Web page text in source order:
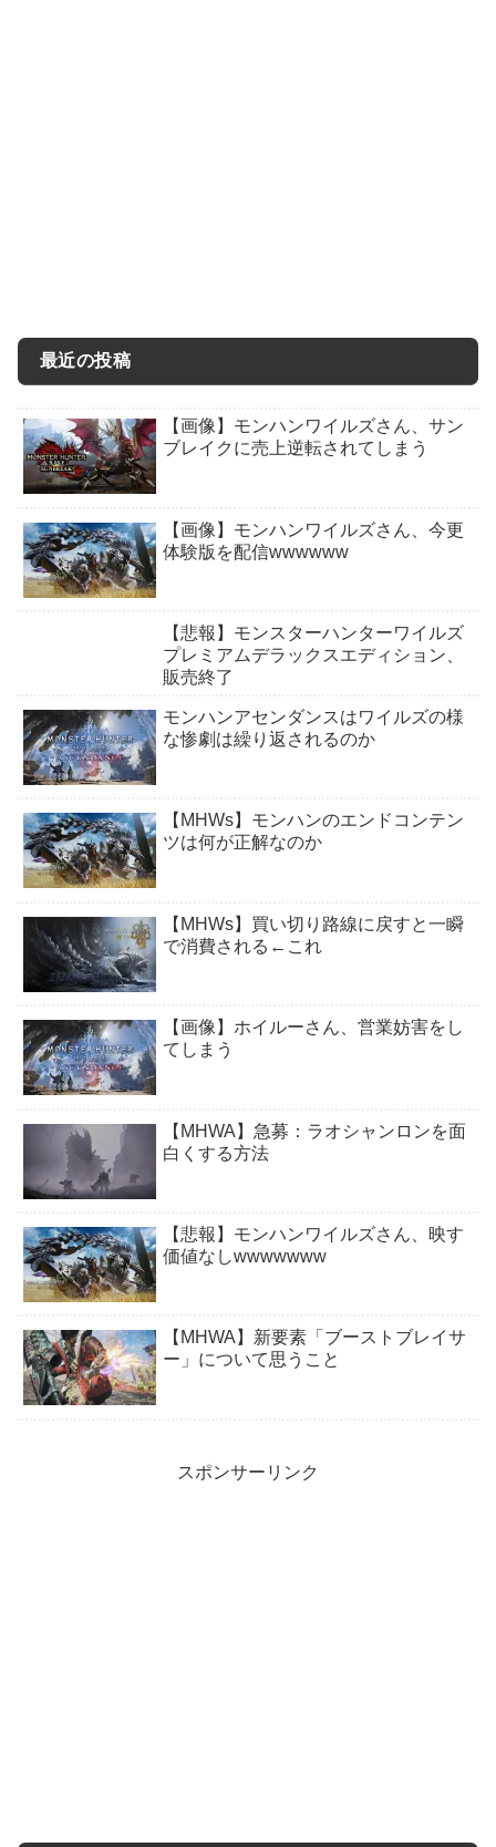
最近の投稿
【画像】モンハンワイルズさん、サン
ブレイクに売上逆転されてしまう
【画像】モンハンワイルズさん、今更
体験版を配信wwwwww
【悲報】モンスターハンターワイルズ
プレミアムデラックスエディション、
販売終了
モンハンアセンダンスはワイルズの様
な惨劇は繰り返されるのか
【MHWs】モンハンのエンドコンテン
ツは何が正解なのか
【MHWs】買い切り路線に戻すと一瞬
で消費される←これ
【画像】ホイルーさん、営業妨害をし
てしまう
【MHWA】急募：ラオシャンロンを面
白くする方法
【悲報】モンハンワイルズさん、映す
価値なしwwwwwww
【MHWA】新要素「ブーストブレイサ
ー」について思うこと
スポンサーリンク